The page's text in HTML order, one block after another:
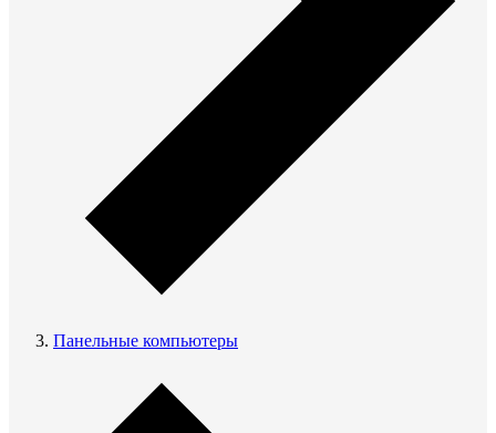
Панельные компьютеры